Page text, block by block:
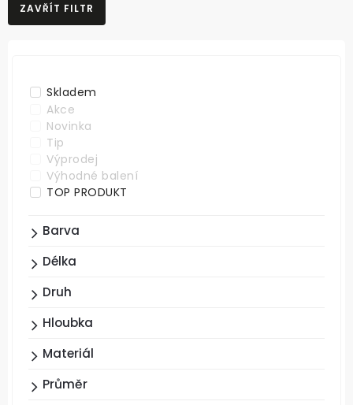
NEJLEVNĚJŠÍ
ZAVŘÍT FILTR
Skladem
Akce
Novinka
Tip
Výprodej
Výhodné balení
TOP PRODUKT
Barva
Délka
Druh
Hloubka
Materiál
Průměr